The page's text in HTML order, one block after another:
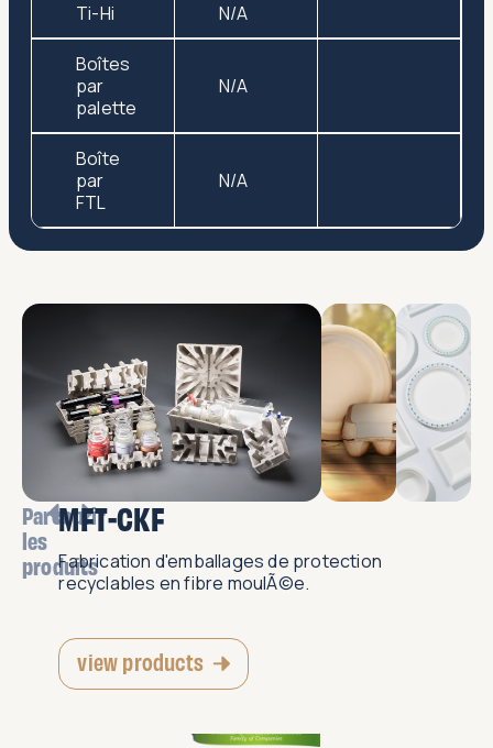
Ti-Hi N/A
Boîtes
par
palette
N/A
Boîte
par
FTL
N/A
Parcourir
les
produits
MFT-CKF
Fabrication d'emballages de protection
recyclables en fibre moulÃ©e.
view products